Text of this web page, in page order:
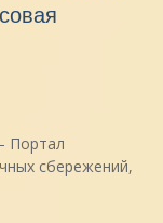
Портал
сбережений,